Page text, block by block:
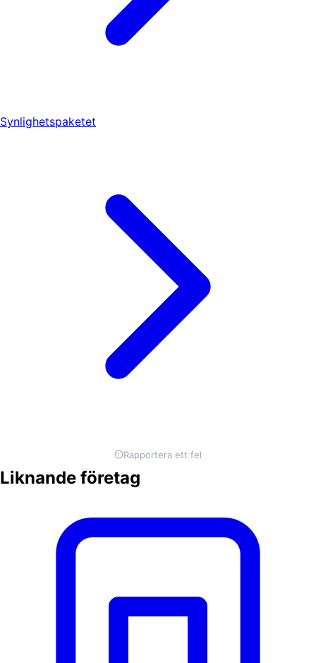
Synlighetspaketet
Rapportera ett fel
Liknande företag